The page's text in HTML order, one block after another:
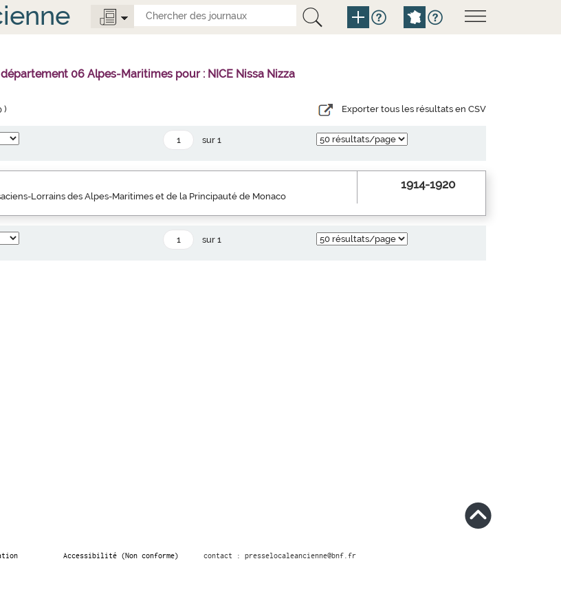
06 Alpes-Maritimes pour : NICE Nissa Nizza
) Exporter tous les résultats en CSV
sur 1
Lorrains des Alpes-Maritimes et de la Principauté de Monaco
1914-1920
sur 1
Accessibilité (Non conforme) contact : presselocaleancienne@bnf.fr